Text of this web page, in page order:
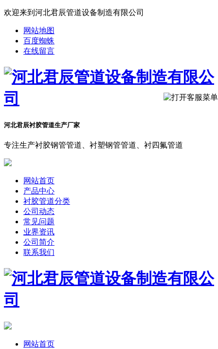
欢迎来到河北君辰管道设备制造有限公司
网站地图
百度蜘蛛
在线留言
河北君辰衬胶管道生产厂家
专注生产衬胶钢管管道、衬塑钢管管道、衬四氟管道
网站首页
产品中心
衬胶管道分类
公司动态
常见问题
业界资讯
公司简介
联系我们
网站首页